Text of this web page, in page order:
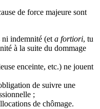
de force majeure sont
ni indemnité (et a fortiori, tu
à la suite du dommage
enceinte, etc.) ne jouent
de suivre une
;
de chômage.